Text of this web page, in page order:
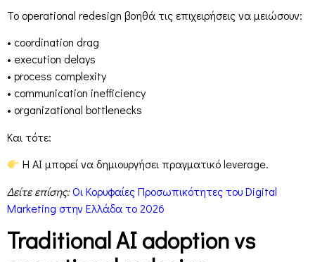
Το operational redesign βοηθά τις επιχειρήσεις να μειώσουν:
• coordination drag
• execution delays
• process complexity
• communication inefficiency
• organizational bottlenecks
Και τότε:
Η AI μπορεί να δημιουργήσει πραγματικό leverage.
Δείτε επίσης:Οι Κορυφαίες Προσωπικότητες του Digital
Marketing στην Ελλάδα το 2026
Traditional AI adoption vs